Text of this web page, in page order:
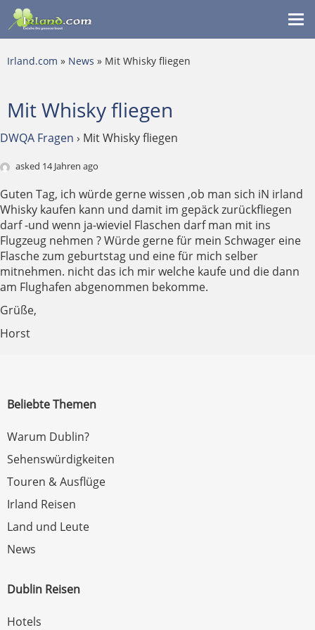
Irland.com » News » Mit Whisky fliegen
Mit Whisky fliegen
DWQA Fragen › Mit Whisky fliegen
asked 14 Jahren ago
Guten Tag, ich würde gerne wissen ,ob man sich iN irland
Whisky kaufen kann und damit im gepäck zurückfliegen
darf -und wenn ja-wieviel Flaschen darf man mit ins
Flugzeug nehmen ? Würde gerne für mein Schwager eine
Flasche zum geburtstag und eine für mich selber
mitnehmen. nicht das ich mir welche kaufe und die dann
am Flughafen abgenommen bekomme.
Grüße,
Horst
Beliebte Themen
Warum Dublin?
Sehenswürdigkeiten
Touren & Ausflüge
Irland Reisen
Land und Leute
News
Dublin Reisen
Hotels